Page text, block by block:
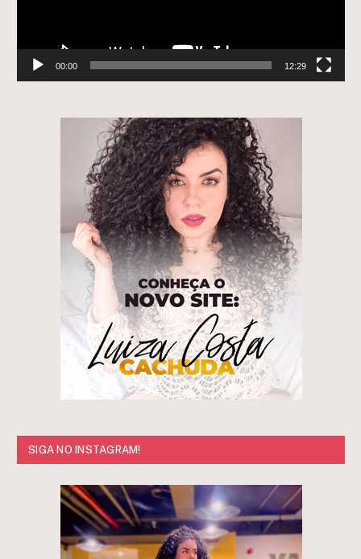
00:00 12:29
SIGA NO INSTAGRAM!